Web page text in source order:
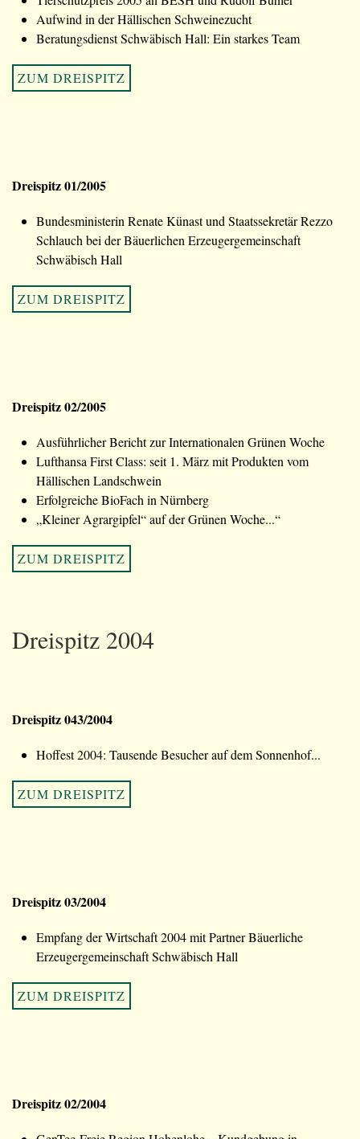
Aufwind in der Hällischen Schweinezucht
Beratungsdienst Schwäbisch Hall: Ein starkes Team
ZUM DREISPITZ
Dreispitz 01/2005
Bundesministerin Renate Künast und Staatssekretär Rezzo
Schlauch bei der Bäuerlichen Erzeugergemeinschaft
Schwäbisch Hall
ZUM DREISPITZ
Dreispitz 02/2005
Ausführlicher Bericht zur Internationalen Grünen Woche
Lufthansa First Class: seit 1. März mit Produkten vom
Hällischen Landschwein
Erfolgreiche BioFach in Nürnberg
„Kleiner Agrargipfel“ auf der Grünen Woche...“
ZUM DREISPITZ
Dreispitz 2004
Dreispitz 043/2004
Hoffest 2004: Tausende Besucher auf dem Sonnenhof...
ZUM DREISPITZ
Dreispitz 03/2004
Empfang der Wirtschaft 2004 mit Partner Bäuerliche
Erzeugergemeinschaft Schwäbisch Hall
ZUM DREISPITZ
Dreispitz 02/2004